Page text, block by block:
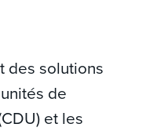
des solutions
de
et les